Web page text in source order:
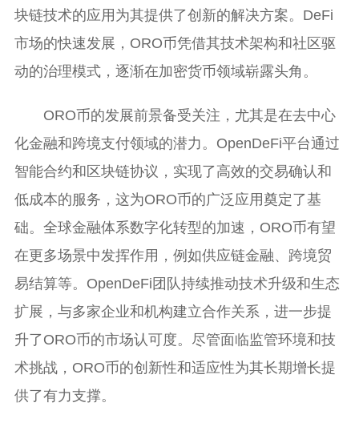
块链技术的应用为其提供了创新的解决方案。DeFi
市场的快速发展，ORO币凭借其技术架构和社区驱
动的治理模式，逐渐在加密货币领域崭露头角。
ORO币的发展前景备受关注，尤其是在去中心
化金融和跨境支付领域的潜力。OpenDeFi平台通过
智能合约和区块链协议，实现了高效的交易确认和
低成本的服务，这为ORO币的广泛应用奠定了基
础。全球金融体系数字化转型的加速，ORO币有望
在更多场景中发挥作用，例如供应链金融、跨境贸
易结算等。OpenDeFi团队持续推动技术升级和生态
扩展，与多家企业和机构建立合作关系，进一步提
升了ORO币的市场认可度。尽管面临监管环境和技
术挑战，ORO币的创新性和适应性为其长期增长提
供了有力支撑。